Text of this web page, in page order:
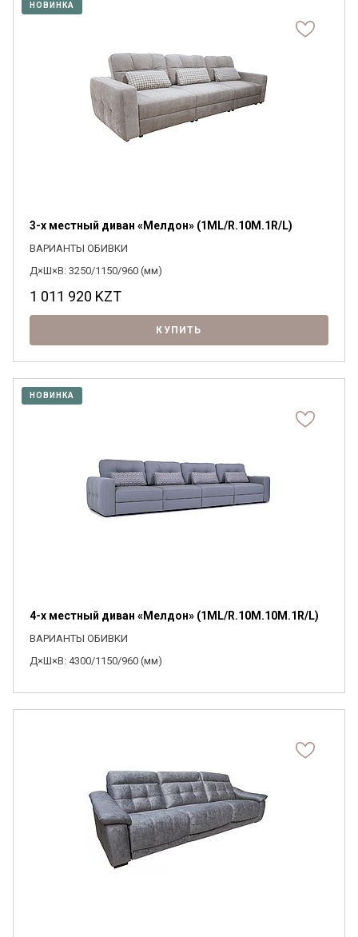
НОВИНКА
3-х местный диван «Мелдон» (1ML/R.10M.1R/L)
ВАРИАНТЫ ОБИВКИ
Д×Ш×В: 3250/1150/960 (мм)
1 011 920 KZT
КУПИТЬ
НОВИНКА
4-х местный диван «Мелдон» (1ML/R.10M.10M.1R/L)
ВАРИАНТЫ ОБИВКИ
Д×Ш×В: 4300/1150/960 (мм)